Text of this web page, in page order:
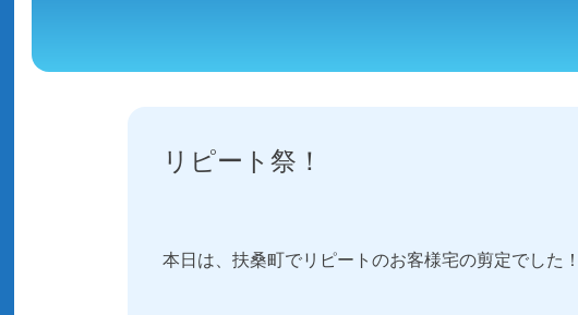
リピート祭！
本日は、扶桑町でリピートのお客様宅の剪定でした！